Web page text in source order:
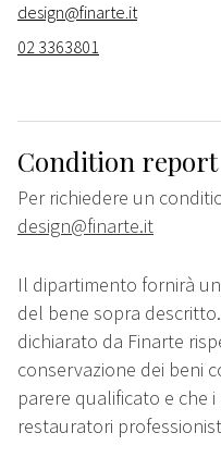
design@finarte.it
02 3363801
Condition report
Per richiedere un
design@finarte.it
Il dipartimento fornirà
del bene sopra
dichiarato da Finarte
conservazione dei beni
parere qualificato e che
restauratori